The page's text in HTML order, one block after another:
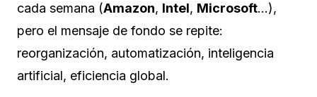
cada semana (Amazon, Intel, Microsoft…),
pero el mensaje de fondo se repite:
reorganización, automatización, inteligencia
artificial, eficiencia global.